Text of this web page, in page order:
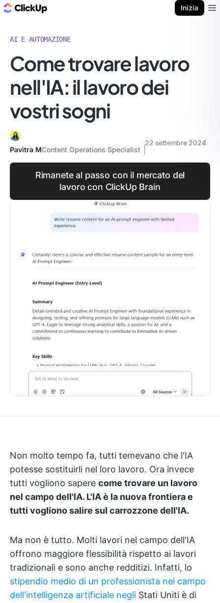
Inizia
AI E AUTOMAZIONE
Come trovare lavoro
nell'IA: il lavoro dei
vostri sogni
Pavitra MContent Operations Specialist
22 settembre 2024
Rimanete al passo con il mercato del
lavoro con ClickUp Brain
Non molto tempo fa, tutti temevano che l'IA
potesse sostituirli nel loro lavoro. Ora invece
tutti vogliono sapere come trovare un lavoro
nel campo dell'IA. L'IA è la nuova frontiera e
tutti vogliono salire sul carrozzone dell'IA.
Ma non è tutto. Molti lavori nel campo dell'IA
offrono maggiore flessibilità rispetto ai lavori
tradizionali e sono anche redditizi. Infatti, lo
stipendio medio di un professionista nel campo
dell'intelligenza artificiale negli Stati Uniti è di